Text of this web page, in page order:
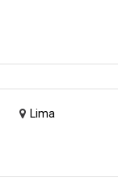
Lima